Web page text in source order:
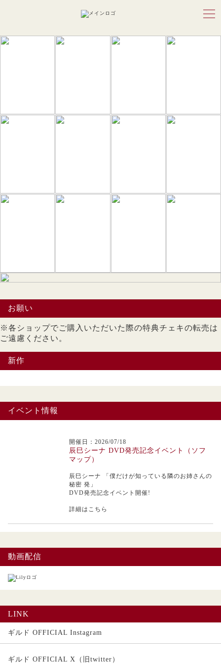
お願い
※各ショップでご購入いただいた際の特典チェキの転売は
ご遠慮ください。
新作
イベント情報
開催日：2026/07/18
辰巳シーナ DVD発売記念イベント（ソフ
マップ）
辰巳シーナ
「僕だけが知っている隣のお姉さんの
秘密 発」
DVD発売記念イベント開催!
詳細はこちら
動画配信
LINK
ギルド OFFICIAL Instagram
ギルド OFFICIAL X（旧twitter）